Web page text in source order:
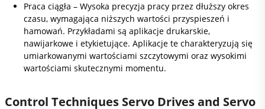
Praca ciągła – Wysoka precyzja pracy przez dłuższy okres
czasu, wymagająca niższych wartości przyspieszeń i
hamowań. Przykładami są aplikacje drukarskie,
nawijarkowe i etykietujące. Aplikacje te charakteryzują się
umiarkowanymi wartościami szczytowymi oraz wysokimi
wartościami skutecznymi momentu.
Control Techniques Servo Drives and Servo